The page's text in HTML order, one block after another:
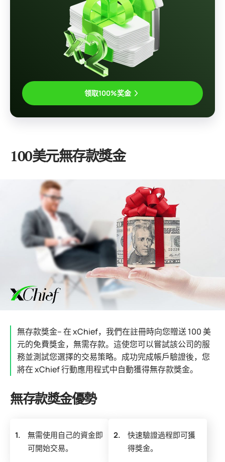
领取100%奖金
100美元無存款獎金
無存款獎金– 在 xChief，我們在註冊時向您贈送 100 美
元的免費獎金，無需存款。這使您可以嘗試該公司的服
務並測試您選擇的交易策略。成功完成帳戶驗證後，您
將在 xChief 行動應用程式中自動獲得無存款獎金。
無存款獎金優勢
1.
無需使用自己的資金即
可開始交易。
2.
快速驗證過程即可獲
得獎金。